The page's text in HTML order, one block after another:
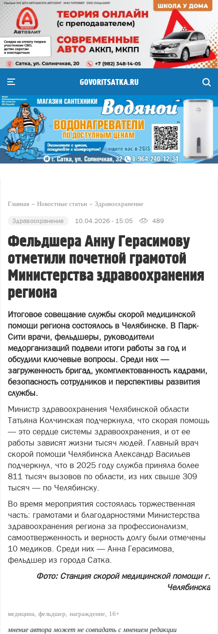
GOVORITSATKA.RU
Главная Новостные статьи Здравоохранение
Здравоохранение 10.04.2026 - 15:05 489
Фельдшера Анну Герасимову
отметили почетной грамотой
Министерства здравоохранения
региона
Итоговое совещание службы скорой медицинской
помощи региона состоялось в Челябинске. В Парк-
Сити врачи, фельдшеры, руководители
медорганизаций подвели итоги работы за год и
обсудили ключевые вопросы. Среди них —
загруженность бригад, укомплектованность кадрами,
безопасность сотрудников и перспективы развития
службы.
Министр здравоохранения Челябинской области
Татьяна Колчинская подчеркнула, что скорая помощь
— это сердце системы здравоохранения, и от ее
работы зависят жизни тысяч людей. Главный врач
скорой помощи Челябинска Александр Васильев
подчеркнул, что в 2025 году служба приняла более
811 тысяч вызовов по области, из них свыше 309
тысяч — по Челябинску.
Во время мероприятия состоялась торжественная
часть: грамотами и благодарностями Министерства
здравоохранения региона за профессионализм,
самоотверженность и верность долгу были отмечены
10 медиков. Среди них — Анна Герасимова,
фельдшер из города Сатка.
Фото: Станция скорой медицинской помощи г.
Челябинска
медицина фельдшер награждение 16+
мнение автора может не совпадать с мнением редакции